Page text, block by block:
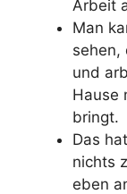
Arbeit
Man
sehen,
und
Hause
bringt.
Das
nichts
eben